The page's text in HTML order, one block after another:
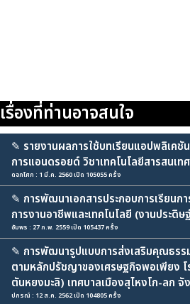
เรื่องที่ท่านอาจสนใจ
✎ รายงานผลการใช้บทเรียนแอปพลิเคชั
การแอนดรอยด์ วิชาเทคโนโลยีสารสนเท
ดอกโศก : 1 มี.ค. 2560 เปิด 105055 ครั้ง
✎ การพัฒนาเอกสารประกอบการเรียนก
การงานอาชีพและเทคโนโลยี (งานประดิษ
อัมพร : 27 ก.พ. 2559 เปิด 105437 ครั้ง
✎ การพัฒนารูปแบบการส่งเสริมคุณธรร
ตามหลักปรัชญาของเศรษฐกิจพอเพียง โ
ตันหยงมะลิ) เทศบาลเมืองสุไหงโก-ลก จั
ปกรณ์ : 12 ส.ค. 2562 เปิด 104805 ครั้ง